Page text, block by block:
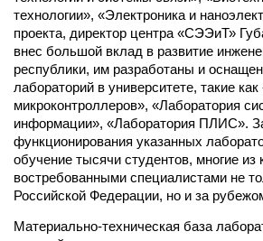
технологии», «Электроника и
проекта, директор центра «СЭЭиТ»
внес большой вклад в развитие
республики, им разработаны и
лабораторий в университете, такие
микроконтроллеров», «Лаборатория
информации», «Лаборатория ПЛИС».
функционирования указанных
обучение тысячи студентов, многие из
востребованными специалистами не
Российской Федерации, но и за
Материально-техническая база